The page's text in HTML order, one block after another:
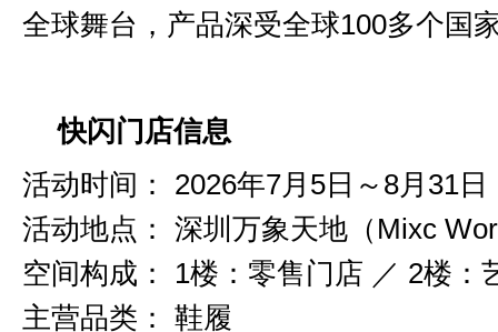
全球舞台，产品深受全球100多个国
快闪门店信息
活动时间：
2026年7月5日～8月31日
活动地点： 深圳万象天地（Mixc
空间构成：
1楼：零售门店 ／ 2楼：
主营品类： 鞋履